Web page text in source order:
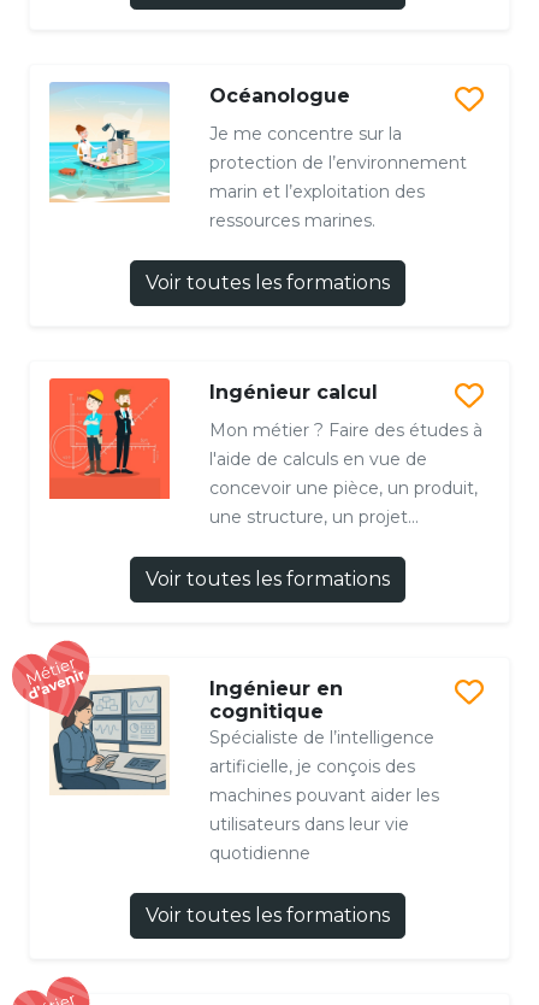
Océanologue
Je me concentre sur la
protection de l’environnement
marin et l’exploitation des
ressources marines.
Voir toutes les formations
Ingénieur calcul
Mon métier ? Faire des études à
l'aide de calculs en vue de
concevoir une pièce, un produit,
une structure, un projet...
Voir toutes les formations
Ingénieur en
cognitique
Spécialiste de l’intelligence
artificielle, je conçois des
machines pouvant aider les
utilisateurs dans leur vie
quotidienne
Voir toutes les formations